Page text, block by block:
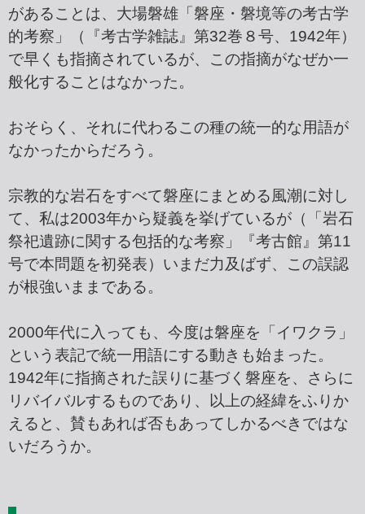
があることは、大場磐雄「磐座・磐境等の考古学
的考察」（『考古学雑誌』第32巻８号、1942年）
で早くも指摘されているが、この指摘がなぜか一
般化することはなかった。
おそらく、それに代わるこの種の統一的な用語が
なかったからだろう。
宗教的な岩石をすべて磐座にまとめる風潮に対し
て、私は2003年から疑義を挙げているが（「岩石
祭祀遺跡に関する包括的な考察」『考古館』第11
号で本問題を初発表）いまだ力及ばず、この誤認
が根強いままである。
2000年代に入っても、今度は磐座を「イワクラ」
という表記で統一用語にする動きも始まった。
1942年に指摘された誤りに基づく磐座を、さらに
リバイバルするものであり、以上の経緯をふりか
えると、賛もあれば否もあってしかるべきではな
いだろうか。